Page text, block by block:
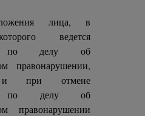
лица, в
ведется
по делу об
правонарушении,
и при отмене
по делу об
правонарушении